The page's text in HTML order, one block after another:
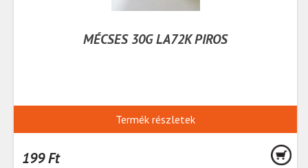
MÉCSES 30G LA72K PIROS
Termék részletek
199 Ft